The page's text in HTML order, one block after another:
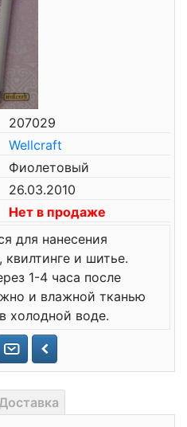
207029
Wellcraft
Фиолетовый
26.03.2010
Нет в продаже
для нанесения
и шитье.
1-4 часа после
и влажной тканью
холодной воде.